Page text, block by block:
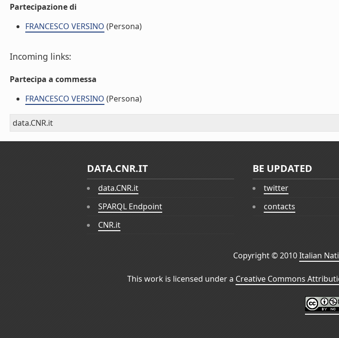
Partecipazione di
FRANCESCO VERSINO (Persona)
Incoming links:
Partecipa a commessa
FRANCESCO VERSINO (Persona)
data.CNR.it
DATA.CNR.IT
data.CNR.it
SPARQL Endpoint
CNR.it
BE UPDATED
twitter
contacts
Copyright © 2010Italian
This work is licensed under a Creative Commons